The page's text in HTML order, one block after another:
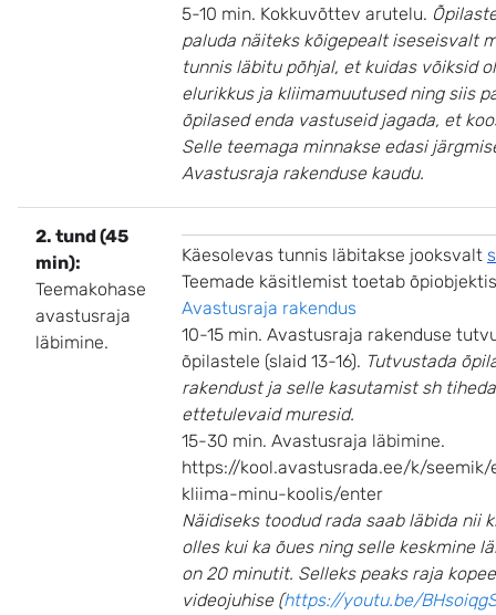
5-10 min. Kokkuvõttev arutelu.
paluda näiteks kõigepealt iseseisvalt
tunnis läbitu põhjal, et kuidas võiksid
elurikkus ja kliimamuutused ning siis
õpilased enda vastuseid jagada, et
Selle teemaga minnakse edasi
Avastusraja rakenduse kaudu.
2. tund (45
min):
Teemakohase
avastusraja
läbimine.
Käesolevas tunnis läbitakse jooksvalt
Teemade käsitlemist toetab
Avastusraja rakendus
10-15 min. Avastusraja rakenduse
õpilastele (slaid 13-16). Tutvustada
rakendust ja selle kasutamist sh
ettetulevaid muresid.
15-30 min. Avastusraja läbimine.
https://kool.avastusrada.ee/k/
kliima-minu-koolis/enter
Näidiseks toodud rada saab läbida nii
olles kui ka õues ning selle keskmine
on 20 minutit. Selleks peaks raja
videojuhise (https://youtu.be/